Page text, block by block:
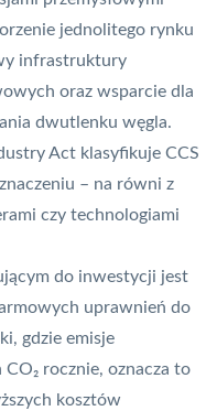
jednolitego rynku
infrastruktury
oraz wsparcie dla
dwutlenku węgla.
Act klasyfikuje CCS
– na równi z
czy technologiami
do inwestycji jest
uprawnień do
gdzie emisje
rocznie, oznacza to
kosztów